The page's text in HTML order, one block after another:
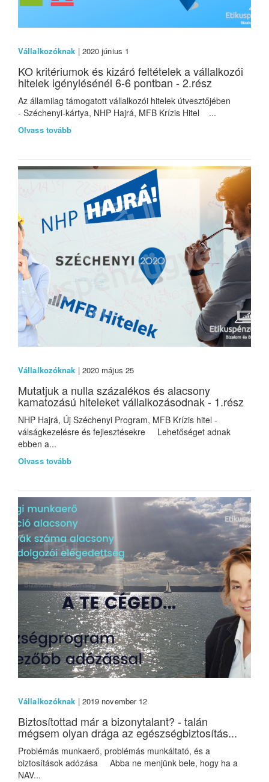
Vállalkozóknak | 2020 június 1
KO kritériumok és kizáró feltételek a vállalkozói
hitelek igénylésénél 6-6 pontban - 2.rész
Az államilag támogatott vállalkozói hitelek útvesztőjében
- Széchenyi-kártya, NHP Hajrá, MFB Krízis Hitel ...
Olvass tovább
Vállalkozóknak | 2020 május 25
Mutatjuk a nulla százalékos és alacsony
kamatozású hiteleket vállalkozásodnak - 1.rész
NHP Hajrá, Új Széchenyi Program, MFB Krízis hitel -
válságkezelésre és fejlesztésekre Lehetőséget adnak
ebben a...
Olvass tovább
Vállalkozóknak | 2019 november 12
Biztosítottad már a bizonytalant? - talán
mégsem olyan drága az egészségbiztosítás...
Problémás munkaerő, problémás munkáltató, és a
biztosítások adózása Abba ne menjünk bele, hogy ha a
NAV...